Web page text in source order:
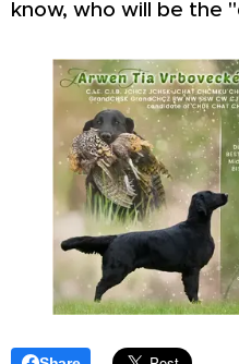
know, who will be the